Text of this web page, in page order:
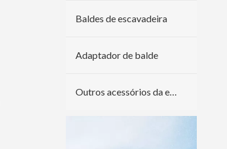
Baldes de escavadeira
Adaptador de balde
Outros acessórios da escavadeira